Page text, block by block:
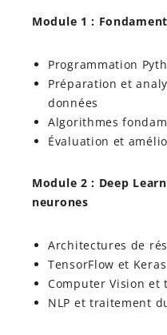
Module 1 :
Programmation
Préparation et
données
Algorithmes
Évaluation et
Module 2 : Deep
neurones
Architectures de
TensorFlow et Keras
Computer Vision et
NLP et traitement